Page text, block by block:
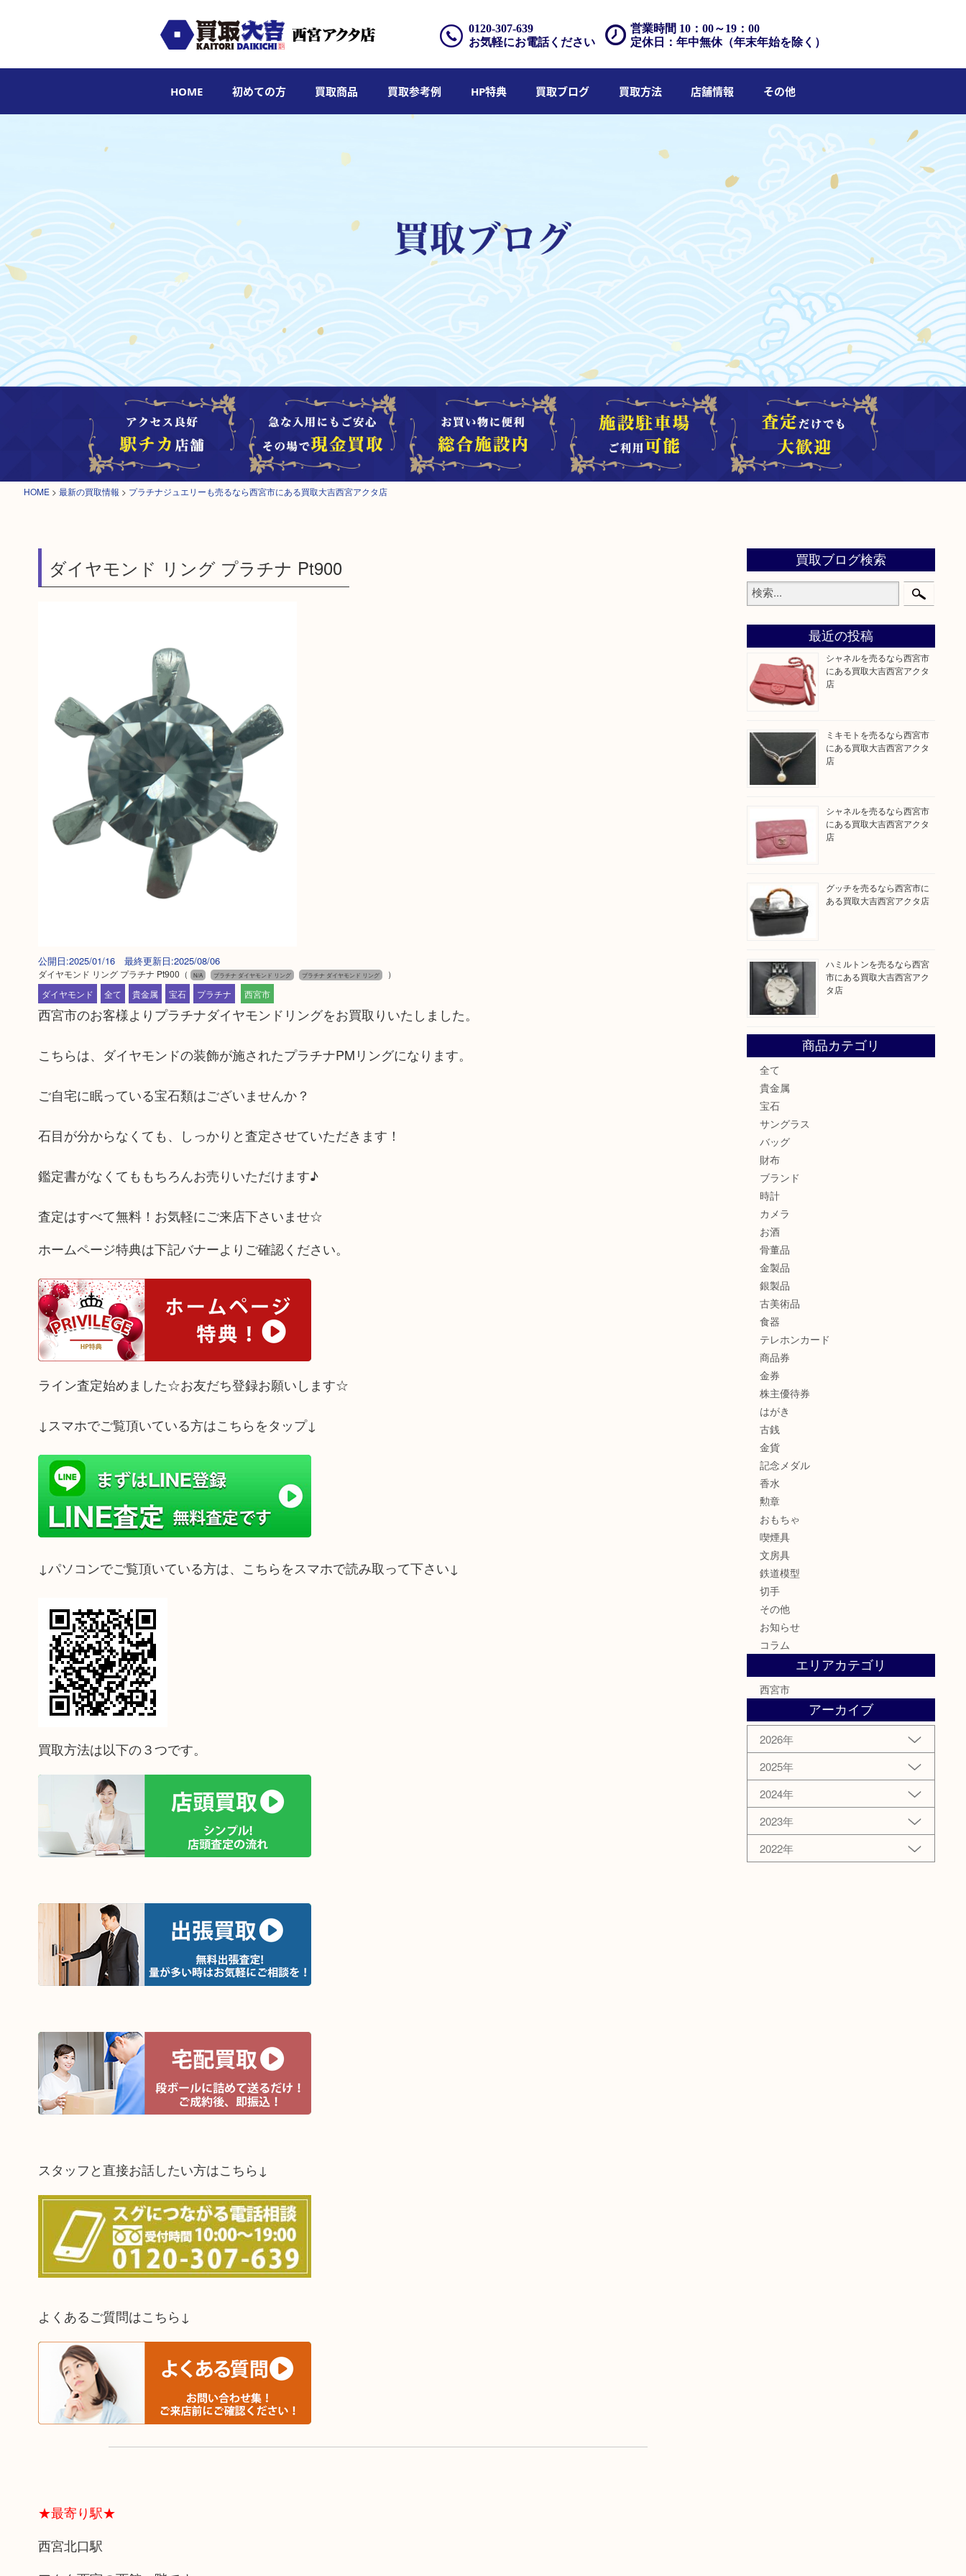
営業時間 10：00～19：00
定休日：年中無休（年末年始を除く）
0120-307-639
お気軽にお電話ください
HOME 初めての方 買取商品 買取参考例 HP特典 買取ブログ 買取方法 店舗情報 その他
HOME > 最新の買取情報 > プラチナジュエリーも売るなら西宮市にある買取大吉西宮アクタ店
ダイヤモンド リング プラチナ Pt900
公開日:2025/01/16 最終更新日:2025/08/06
ダイヤモンド リング プラチナ Pt900 （ N/A プラチナ ダイヤモンド リング プラチナ ダイヤモンド リング
）
ダイヤモンド
全て 貴金属 宝石 プラチナ 西宮市
西宮市のお客様よりプラチナダイヤモンドリングをお買取りいたしました。
こちらは、ダイヤモンドの装飾が施されたプラチナPMリングになります。
ご自宅に眠っている宝石類はございませんか？
石目が分からなくても、しっかりと査定させていただきます！
鑑定書がなくてももちろんお売りいただけます♪
査定はすべて無料！お気軽にご来店下さいませ☆
ホームページ特典は下記バナーよりご確認ください。
ライン査定始めました☆お友だち登録お願いします☆
↓スマホでご覧頂いている方はこちらをタップ↓
↓パソコンでご覧頂いている方は、こちらをスマホで読み取って下さい↓
買取方法は以下の３つです。
スタッフと直接お話したい方はこちら↓
よくあるご質問はこちら↓
★最寄り駅★
西宮北口駅
買取ブログ検索
最近の投稿
シャネルを売るなら西宮市
にある買取大吉西宮アクタ
店
ミキモトを売るなら西宮市
にある買取大吉西宮アクタ
店
シャネルを売るなら西宮市
にある買取大吉西宮アクタ
店
グッチを売るなら西宮市に
ある買取大吉西宮アクタ店
ハミルトンを売るなら西宮
市にある買取大吉西宮アク
タ店
商品カテゴリ
全て
貴金属
宝石
サングラス
バッグ
財布
ブランド
時計
カメラ
お酒
骨董品
金製品
銀製品
古美術品
食器
テレホンカード
商品券
金券
株主優待券
はがき
古銭
金貨
記念メダル
香水
勲章
おもちゃ
喫煙具
文房具
鉄道模型
切手
その他
お知らせ
コラム
エリアカテゴリ
西宮市
アーカイブ
2026年
2025年
2024年
2023年
2022年